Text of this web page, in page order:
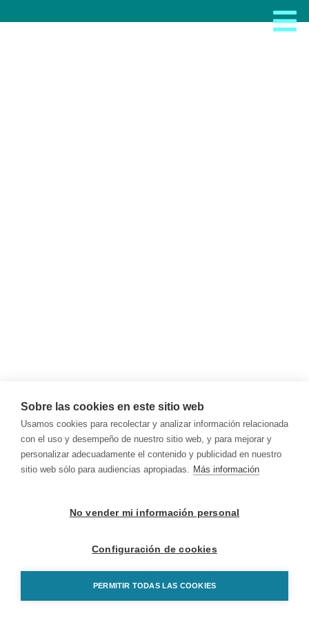
Sobre las cookies en este sitio web
Usamos cookies para recolectar y analizar información relacionada
con el uso y desempeño de nuestro sitio web, y para mejorar y
personalizar adecuadamente el contenido y publicidad en nuestro
sitio web sólo para audiencias apropiadas. Más información
No vender mi información personal
Configuración de cookies
PERMITIR TODAS LAS COOKIES